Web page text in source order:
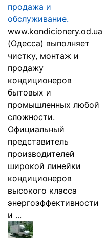
продажа и
обслуживание.
www.kondicionery.od.ua
(Одесса) выполняет
чистку, монтаж и
продажу
кондиционеров
бытовых и
промышленных любой
сложности.
Официальный
представитель
производителей
широкой линейки
кондиционеров
высокого класса
энергоэффективности
и ...